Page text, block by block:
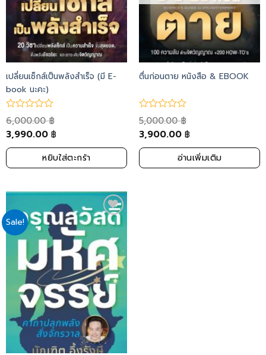
เปลี่ยนเซ็กส์เป็นพลังสำเร็จ (มี E-
book นะคะ)
6,000.00฿
3,990.00 ฿
หยิบใส่ตะกร้า
ตื่นก่อนตาย หนังสือ & EBOOK
5,000.00฿
3,900.00 ฿
อ่านเพิ่มเติม
Sale!
Add
to
wishlist